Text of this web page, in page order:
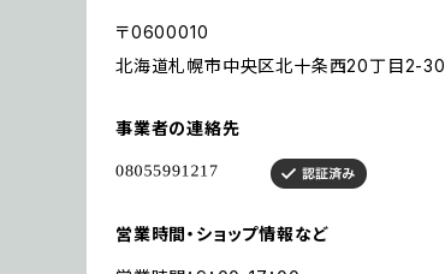
〒0600010
北海道札幌市中央区北十条西20丁目2-30
事業者の連絡先
営業時間・ショップ情報など